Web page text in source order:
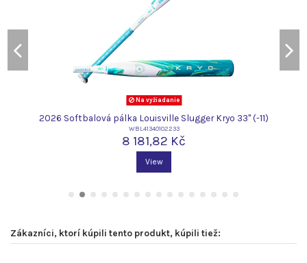
Na vyžiadanie
2026 Softbalová pálka Louisville Slugger Kryo 33" (-11)
WBL41340102233
8 181,82 Kč
View
Zákazníci, ktorí kúpili tento produkt, kúpili tiež: